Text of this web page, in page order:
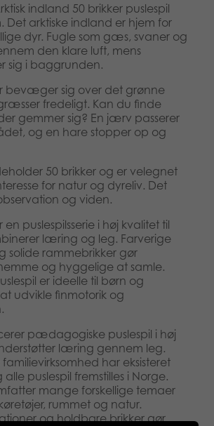
indland 50 brikker puslespil
Det arktiske indland er hjem for
dyr. Fugle som gæs, svaner og
den klare luft, mens
sig i baggrunden.
bevæger sig over det grønne
fredeligt. Kan du finde
gemmer sig? En jærv passerer
og en hare stopper op og
50 brikker og er velegnet
for natur og dyreliv. Det
og viden.
en puslespilsserie i høj kvalitet til
læring og leg. Farverige
solide rammebrikker gør
og hyggelige at samle.
er ideelle til børn og
udvikle finmotorik og
pædagogiske puslespil i høj
læring gennem leg.
har eksisteret
alle puslespil fremstilles i Norge.
mange forskellige temaer
rummet og natur.
og holdbare brikker gør